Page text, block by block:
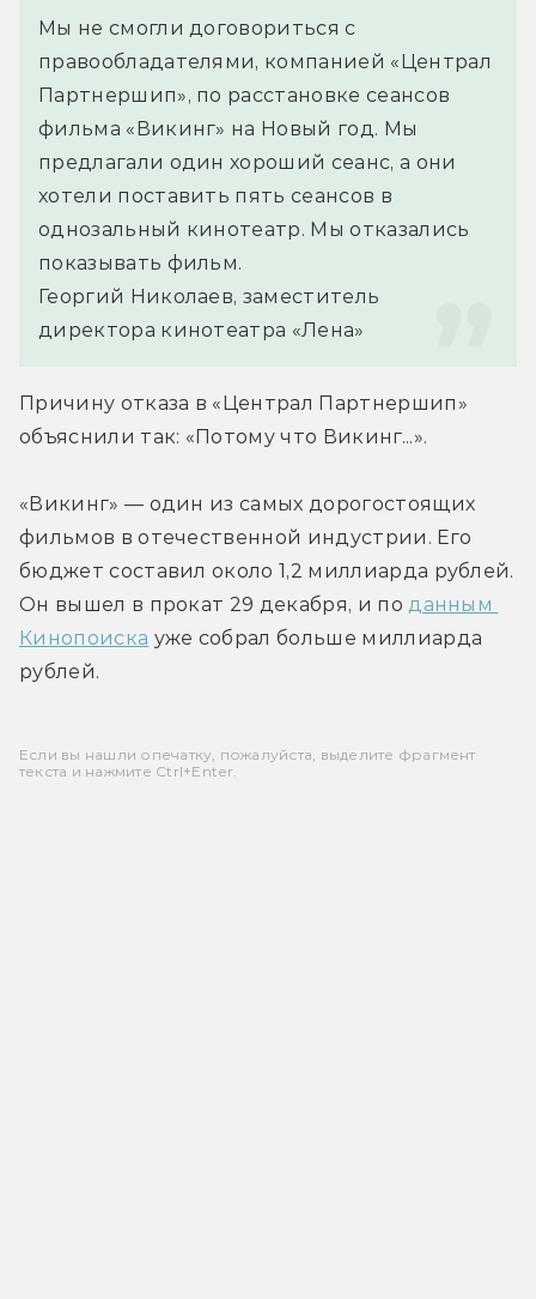
Мы не смогли договориться с
правообладателями, компанией «Централ
Партнершип», по расстановке сеансов
фильма «Викинг» на Новый год. Мы
предлагали один хороший сеанс, а они
хотели поставить пять сеансов в
однозальный кинотеатр. Мы отказались
показывать фильм.
Георгий Николаев, заместитель
директора кинотеатра «Лена»
Причину отказа в «Централ Партнершип»
объяснили так: «Потому что Викинг...».
«Викинг» — один из самых дорогостоящих
фильмов в отечественной индустрии. Его
бюджет составил около 1,2 миллиарда рублей.
Он вышел в прокат 29 декабря, и по данным
Кинопоиска уже собрал больше миллиарда
рублей.
Если вы нашли опечатку, пожалуйста, выделите фрагмент
текста и нажмите Ctrl+Enter.